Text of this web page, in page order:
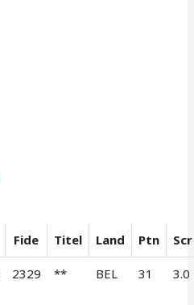
Fide Titel Land Ptn Scr
2329 ** BEL 31 3.0